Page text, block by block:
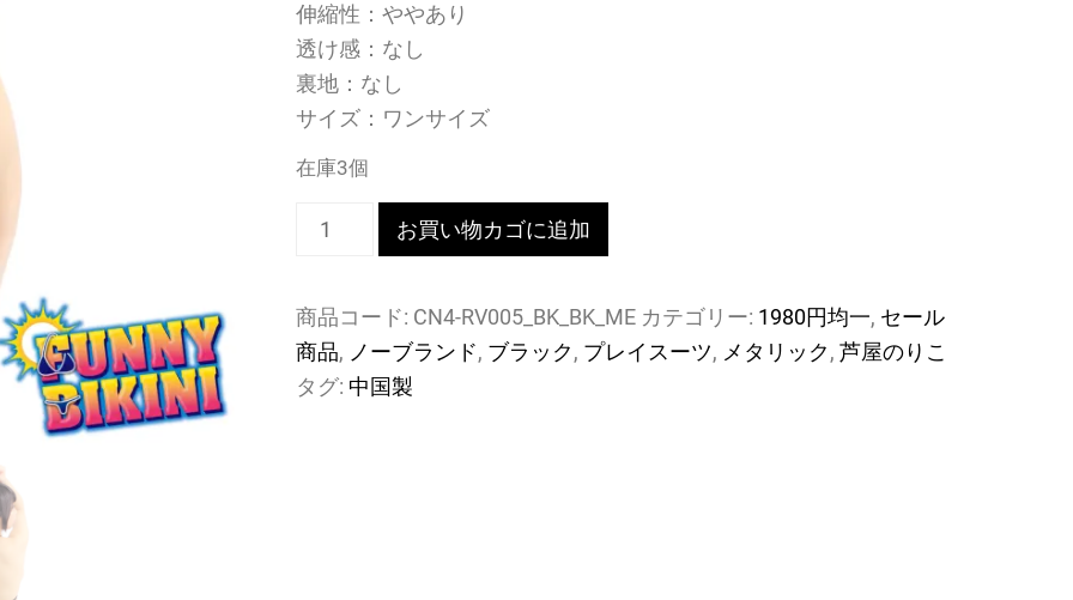
伸縮性：ややあり
透け感：なし
裏地：なし
サイズ：ワンサイズ
在庫3個
ッ
ク
が
お買い物カゴに追加
商品コード: CN4-RV005_BK_BK_ME カテゴリー: 1980円均一, セール
商品, ノーブランド, ブラック, プレイスーツ, メタリック, 芦屋のりこ
タグ: 中国製